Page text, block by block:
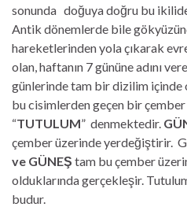
sonunda doğuya doğru bu
Antik dönemlerde bile
hareketlerinden yola çıkarak
olan, haftanın 7 gününe adını
günlerinde tam bir dizilim
bu cisimlerden geçen bir
“TUTULUM” denmektedir.
çember üzerinde yerdeğiştirir.
ve GÜNEŞ tam bu çember
olduklarında gerçekleşir.
budur.